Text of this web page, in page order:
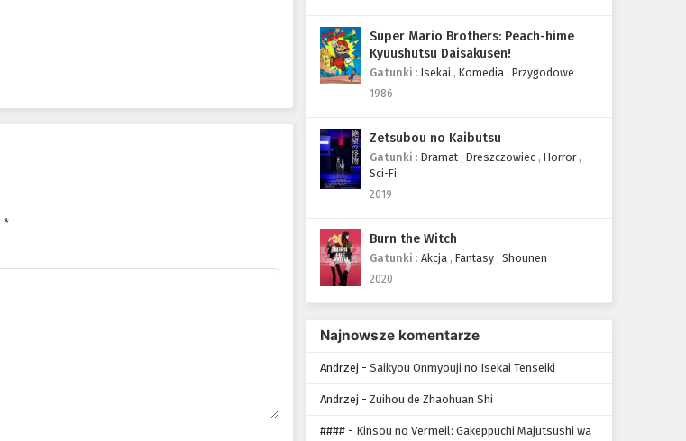
*
Super Mario Brothers: Peach-hime
Kyuushutsu Daisakusen!
Gatunki : Isekai , Komedia , Przygodowe
1986
Zetsubou no Kaibutsu
Gatunki : Dramat , Dreszczowiec , Horror ,
Sci-Fi
2019
Burn the Witch
Gatunki : Akcja , Fantasy , Shounen
2020
Najnowsze komentarze
Andrzej - Saikyou Onmyouji no Isekai Tenseiki
Andrzej - Zuihou de Zhaohuan Shi
#### - Kinsou no Vermeil: Gakeppuchi Majutsushi wa